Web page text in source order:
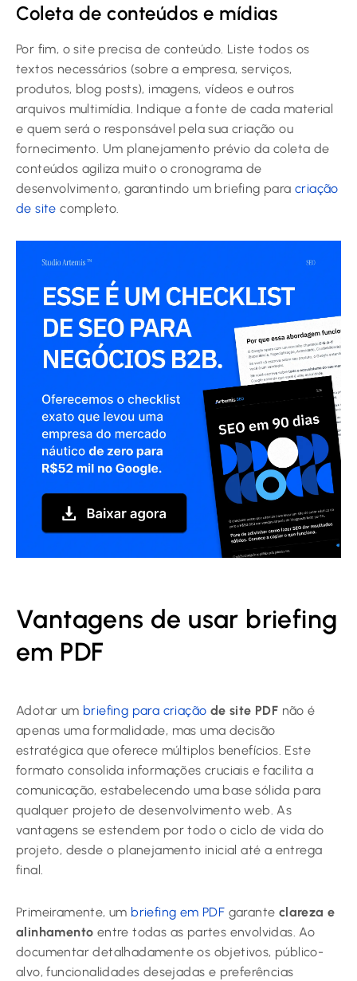
Coleta de conteúdos e mídias
Por fim, o site precisa de conteúdo. Liste todos os
textos necessários (sobre a empresa, serviços,
produtos, blog posts), imagens, vídeos e outros
arquivos multimídia. Indique a fonte de cada material
e quem será o responsável pela sua criação ou
fornecimento. Um planejamento prévio da coleta de
conteúdos agiliza muito o cronograma de
desenvolvimento, garantindo um briefing para criação
de site completo.
Vantagens de usar briefing
em PDF
Adotar um briefing para criação de site PDF não é
apenas uma formalidade, mas uma decisão
estratégica que oferece múltiplos benefícios. Este
formato consolida informações cruciais e facilita a
comunicação, estabelecendo uma base sólida para
qualquer projeto de desenvolvimento web. As
vantagens se estendem por todo o ciclo de vida do
projeto, desde o planejamento inicial até a entrega
final.
Primeiramente, um briefing em PDF garante clareza e
alinhamento entre todas as partes envolvidas. Ao
documentar detalhadamente os objetivos, público-
alvo, funcionalidades desejadas e preferências